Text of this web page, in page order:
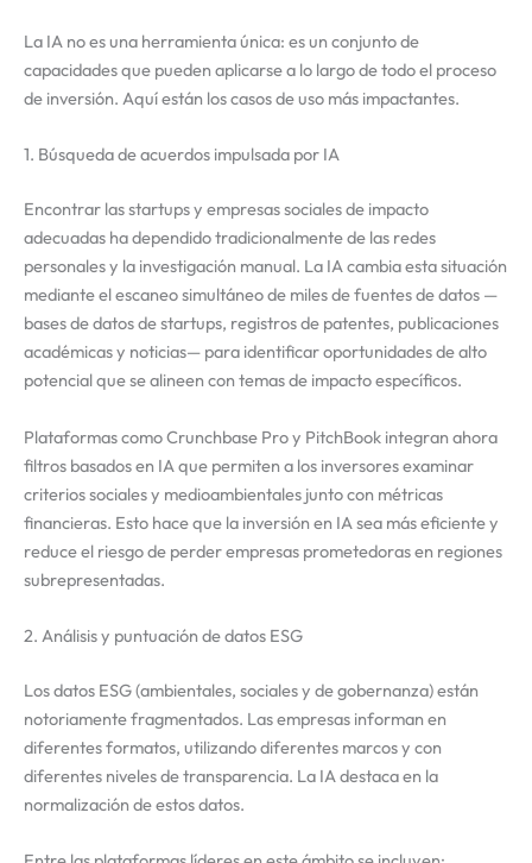
La IA no es una herramienta única: es un conjunto de
capacidades que pueden aplicarse a lo largo de todo el proceso
de inversión. Aquí están los casos de uso más impactantes.
1. Búsqueda de acuerdos impulsada por IA
Encontrar las startups y empresas sociales de impacto
adecuadas ha dependido tradicionalmente de las redes
personales y la investigación manual. La IA cambia esta situación
mediante el escaneo simultáneo de miles de fuentes de datos —
bases de datos de startups, registros de patentes, publicaciones
académicas y noticias— para identificar oportunidades de alto
potencial que se alineen con temas de impacto específicos.
Plataformas como Crunchbase Pro y PitchBook integran ahora
filtros basados en IA que permiten a los inversores examinar
criterios sociales y medioambientales junto con métricas
financieras. Esto hace que la inversión en IA sea más eficiente y
reduce el riesgo de perder empresas prometedoras en regiones
subrepresentadas.
2. Análisis y puntuación de datos ESG
Los datos ESG (ambientales, sociales y de gobernanza) están
notoriamente fragmentados. Las empresas informan en
diferentes formatos, utilizando diferentes marcos y con
diferentes niveles de transparencia. La IA destaca en la
normalización de estos datos.